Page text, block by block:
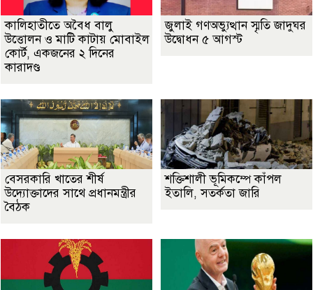
কালিহাতীতে অবৈধ বালু
উত্তোলন ও মাটি কাটায় মোবাইল
কোর্ট, একজনের ২ দিনের
কারাদণ্ড
জুলাই গণঅভ্যুত্থান স্মৃতি জাদুঘর
উদ্বোধন ৫ আগস্ট
বেসরকারি খাতের শীর্ষ
উদ্যোক্তাদের সাথে প্রধানমন্ত্রীর
বৈঠক
শক্তিশালী ভূমিকম্পে কাঁপল
ইতালি, সতর্কতা জারি